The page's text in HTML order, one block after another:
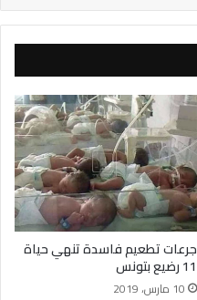
جرعات تطعيم فاسدة تنهي حياة
11 رضيع بتونس
10 مارس، 2019